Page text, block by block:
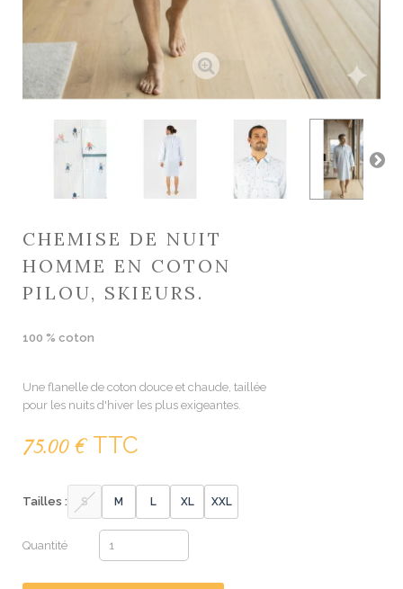
CHEMISE DE NUIT
HOMME EN COTON
PILOU, SKIEURS.
100 % coton
Une flanelle de coton douce et chaude, taillée
pour les nuits d'hiver les plus exigeantes.
75.00 €TTC
Tailles : S M L XL XXL
Quantité